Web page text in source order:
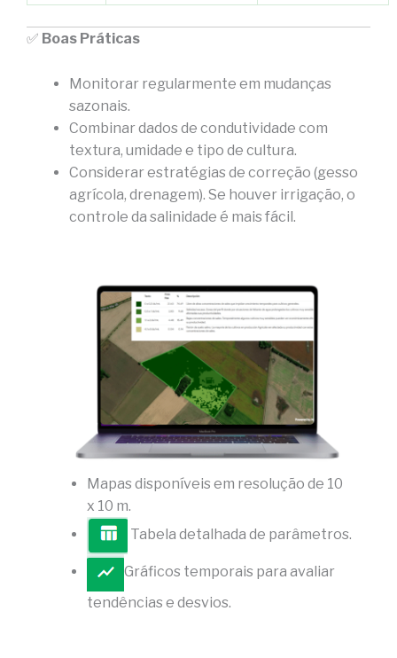
✅ Boas Práticas
Monitorar regularmente em mudanças
sazonais.
Combinar dados de condutividade com
textura, umidade e tipo de cultura.
Considerar estratégias de correção (gesso
agrícola, drenagem). Se houver irrigação, o
controle da salinidade é mais fácil.
Mapas disponíveis em resolução de 10
x 10 m.
Tabela detalhada de parâmetros.
Gráficos temporais para avaliar
tendências e desvios.